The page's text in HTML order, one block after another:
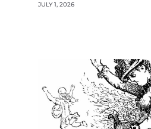
JULY 1, 2026